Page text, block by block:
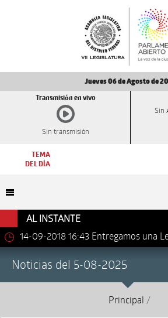
Jueves 06 de Agosto de
Transmisión en vivo
Sin transmisión
Sin
TEMA
DEL DÍA
AL INSTANTE
14-09-2018 16:43 Entregamos una
Noticias del 5-08-2025
Principal /